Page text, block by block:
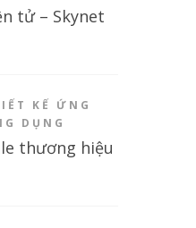
tử – Skynet
KẾ ỨNG
DỤNG
thương hiệu